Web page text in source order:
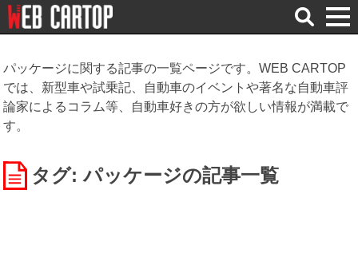
検
索
パッケージに関する記事の一覧ページです。WEB CARTOP
では、新型車や試乗記、自動車のイベントや著名な自動車評
論家によるコラム等、自動車好きの方が欲しい情報が満載で
す。
タグ: パッケージの記事一覧